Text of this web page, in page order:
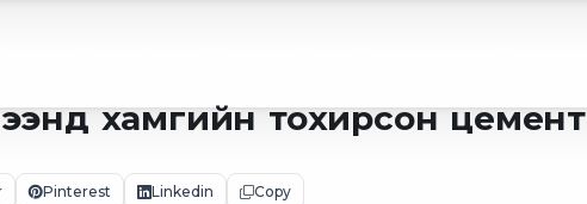
хамгийн тохирсон цемент
Pinterest Linkedin Copy